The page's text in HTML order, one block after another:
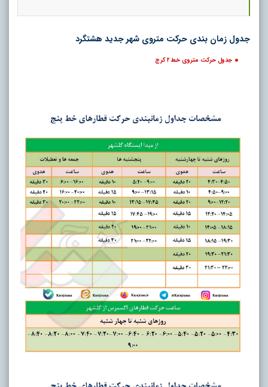
جدول زمان بندی حرکت متروی شهر جدید هشتگرد
جدول حرکت متروی خط ۲ کرج